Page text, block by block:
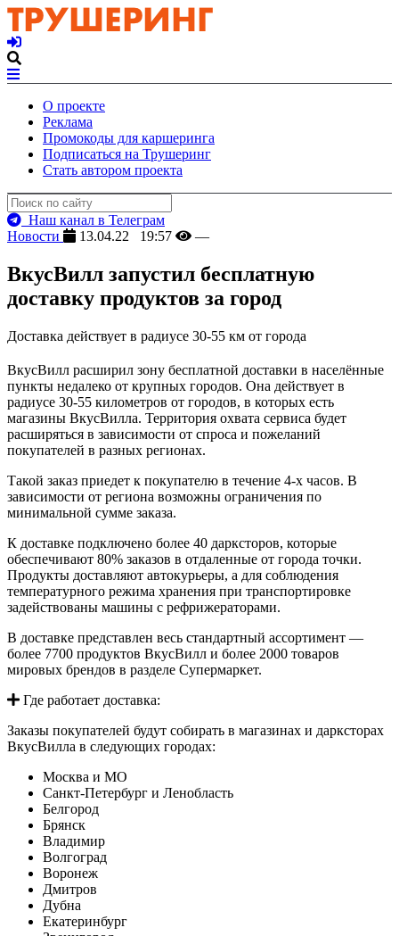
О проекте
Реклама
Промокоды для каршеринга
Подписаться на Трушеринг
Стать автором проекта
Наш канал в Телеграм
Новости
13.04.22 19:57 —
ВкусВилл запустил бесплатную
доставку продуктов за город
Доставка действует в радиусе 30-55 км от города
ВкусВилл расширил зону бесплатной доставки в населённые
пункты недалеко от крупных городов. Она действует в
радиусе 30-55 километров от городов, в которых есть
магазины ВкусВилла. Территория охвата сервиса будет
расширяться в зависимости от спроса и пожеланий
покупателей в разных регионах.
Такой заказ приедет к покупателю в течение 4-х часов. В
зависимости от региона возможны ограничения по
минимальной сумме заказа.
К доставке подключено более 40 дарксторов, которые
обеспечивают 80% заказов в отдаленные от города точки.
Продукты доставляют автокурьеры, а для соблюдения
температурного режима хранения при транспортировке
задействованы машины с рефрижераторами.
В доставке представлен весь стандартный ассортимент —
более 7700 продуктов ВкусВилл и более 2000 товаров
мировых брендов в разделе Супермаркет.
Где работает доставка:
Заказы покупателей будут собирать в магазинах и дарксторах
ВкусВилла в следующих городах:
Москва и МО
Санкт-Петербург и Ленобласть
Белгород
Брянск
Владимир
Волгоград
Воронеж
Дмитров
Дубна
Екатеринбург